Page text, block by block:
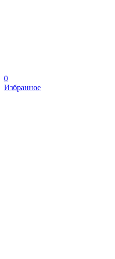
0
Избранное